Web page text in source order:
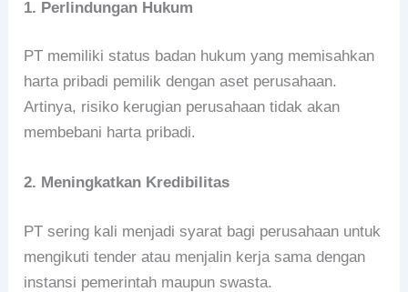
1. Perlindungan Hukum
PT memiliki status badan hukum yang memisahkan
harta pribadi pemilik dengan aset perusahaan.
Artinya, risiko kerugian perusahaan tidak akan
membebani harta pribadi.
2. Meningkatkan Kredibilitas
PT sering kali menjadi syarat bagi perusahaan untuk
mengikuti tender atau menjalin kerja sama dengan
instansi pemerintah maupun swasta.